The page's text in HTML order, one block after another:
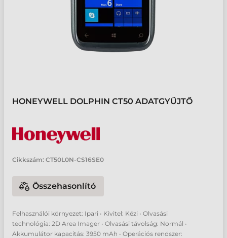
HONEYWELL DOLPHIN CT50 ADATGYŰJTŐ
Cikkszám: CT50L0N-CS16SE0
Összehasonlító
Felhasználói környezet: Ipari • Kivitel: Kézi • Olvasási
technológia: 2D Area Imager • Olvasási távolság: Normál •
Akkumulátor kapacitás: 3950 mAh • Operációs rendszer: